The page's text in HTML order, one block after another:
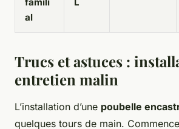
al
Trucs et astuces :
entretien malin
L’installation d’une poubelle
quelques tours de main.